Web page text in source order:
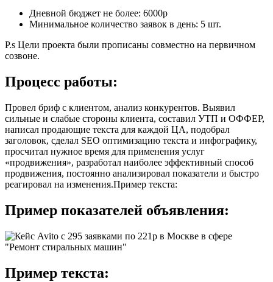
Дневной бюджет не более: 6000р
Минимальное количество заявок в день: 5 шт.
P.s Цели проекта были прописаны совместно на первичном
созвоне.
Процесс работы:
Провел бриф с клиентом, анализ конкурентов. Выявил
сильные и слабые стороны клиента, составил УТП и ОФФЕР,
написал продающие текста для каждой ЦА, подобрал
заголовок, сделал SEO оптимизацию текста и инфографику,
просчитал нужное время для применения услуг
«продвижения», разработал наиболее эффективный способ
продвижения, постоянно анализировал показатели и быстро
реагировал на изменения.Пример текста:
Пример показателей объявления:
Пример текста: